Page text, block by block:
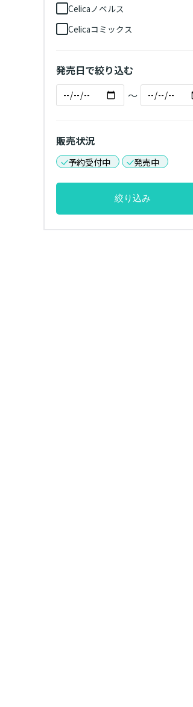
Celicaノベルス
Celicaコミックス
発売日で絞り込む
～
販売状況
予約受付中 発売中
絞り込み